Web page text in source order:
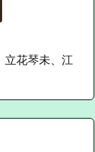
花琴未、江